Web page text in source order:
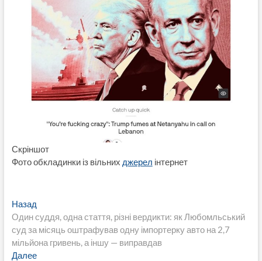
Скріншот
Фото обкладинки із вільних джерел інтернет
Навигация
по
записям
НазадПредыдущая
запись:
Один суддя, одна стаття, різні вердикти: як Любомльський
суд за місяць оштрафував одну імпортерку авто на 2,7
мільйона гривень, а іншу — виправдав
ДалееСледующая